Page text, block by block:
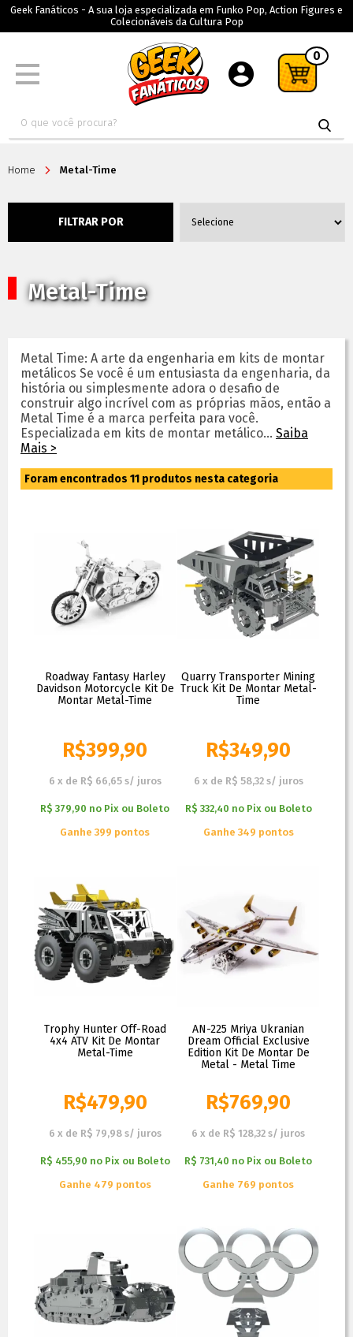
Geek Fanáticos - A sua loja especializada em Funko Pop, Action Figures e
Colecionáveis da Cultura Pop
0
Home Metal-Time
FILTRAR POR
Metal-Time
Metal Time: A arte da engenharia em kits de montar
metálicos Se você é um entusiasta da engenharia, da
história ou simplesmente adora o desafio de
construir algo incrível com as próprias mãos, então a
Metal Time é a marca perfeita para você.
Especializada em kits de montar metálico... Saiba
Mais >
Foram encontrados11 produtos nesta categoria
Roadway Fantasy Harley
Davidson Motorcycle Kit De
Montar Metal-Time
R$399,90
6 x de R$ 66,65 s/ juros
R$ 379,90 no Pix ou Boleto
Ganhe 399 pontos
Quarry Transporter Mining
Truck Kit De Montar Metal-
Time
R$349,90
6 x de R$ 58,32 s/ juros
R$ 332,40 no Pix ou Boleto
Ganhe 349 pontos
Trophy Hunter Off-Road
4x4 ATV Kit De Montar
Metal-Time
R$479,90
6 x de R$ 79,98 s/ juros
R$ 455,90 no Pix ou Boleto
Ganhe 479 pontos
AN-225 Mriya Ukranian
Dream Official Exclusive
Edition Kit De Montar De
Metal - Metal Time
R$769,90
6 x de R$ 128,32 s/ juros
R$ 731,40 no Pix ou Boleto
Ganhe 769 pontos